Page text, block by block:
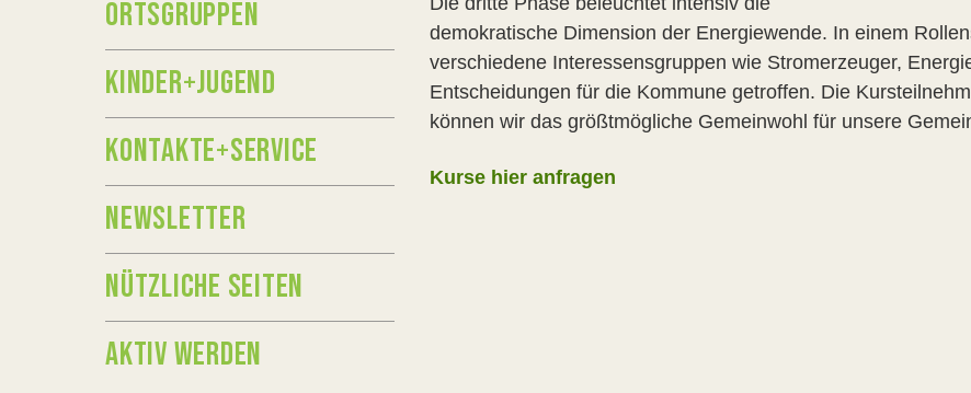
demokratische Dimension der Energiewende. In einem
verschiedene Interessensgruppen wie Stromerzeuger,
Entscheidungen für die Kommune getroffen. Die
können wir das größtmögliche Gemeinwohl für unsere
Kurse hier anfragen
ORTSGRUPPEN
KINDER+JUGEND
KONTAKTE+SERVICE
NEWSLETTER
NÜTZLICHE SEITEN
AKTIV WERDEN